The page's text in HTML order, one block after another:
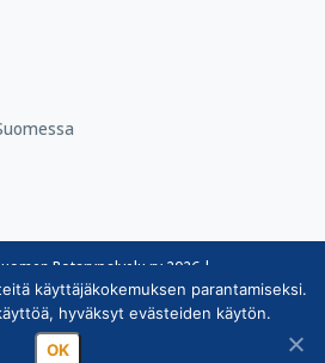
Rotarypalvelu ry 2026 |
tietosuojaseloste|Henkilötietojen
Rotarytoiminnassa
käyttäjäkokemuksen parantamiseksi.
hyväksyt evästeiden käytön.
OK